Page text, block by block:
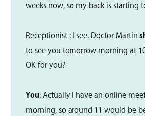
weeks now, so my back is starting
Receptionist : I see. Doctor Martin
to see you tomorrow morning at
OK for you?
You: Actually I have an online
morning, so around 11 would be